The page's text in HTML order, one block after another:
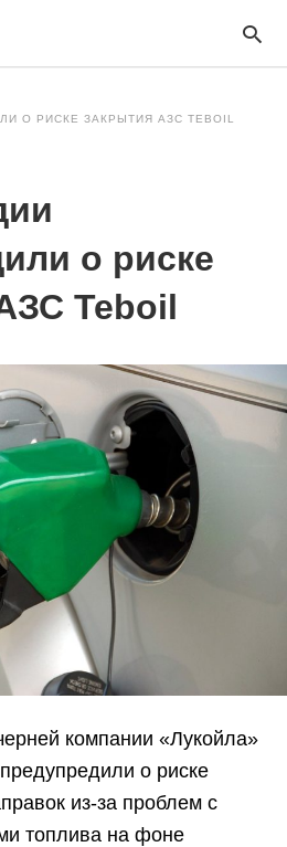
О РИСКЕ ЗАКРЫТИЯ АЗС TEBOIL
о риске
Teboil
компании «Лукойла»
о риске
из-за проблем с
топлива на фоне